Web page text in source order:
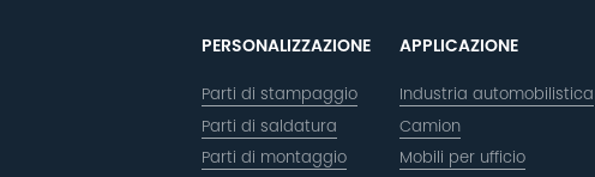
PERSONALIZZAZIONE
Parti di stampaggio
Parti di saldatura
Parti di montaggio
APPLICAZIONE
Industria automobilistica
Camion
Mobili per ufficio